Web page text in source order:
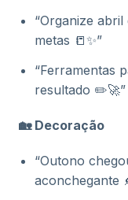
“Organize
metas 📒✨”
“Ferramentas
resultado ✏️🚀”
🏡 Decoração
“Outono
aconchegante